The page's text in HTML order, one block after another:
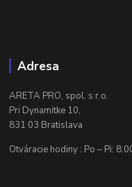
Adresa
ARETA PRO, spol. s r.o.
Pri Dynamitke 10,
831 03 Bratislava
Otváracie hodiny : Po – Pi: